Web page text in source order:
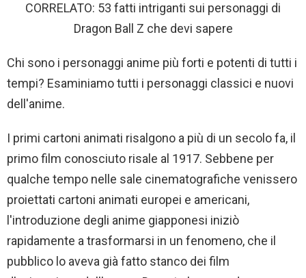
CORRELATO: 53 fatti intriganti sui personaggi di
Dragon Ball Z che devi sapere
Chi sono i personaggi anime più forti e potenti di tutti i
tempi? Esaminiamo tutti i personaggi classici e nuovi
dell'anime.
I primi cartoni animati risalgono a più di un secolo fa, il
primo film conosciuto risale al 1917. Sebbene per
qualche tempo nelle sale cinematografiche venissero
proiettati cartoni animati europei e americani,
l'introduzione degli anime giapponesi iniziò
rapidamente a trasformarsi in un fenomeno, che il
pubblico lo aveva già fatto stanco dei film